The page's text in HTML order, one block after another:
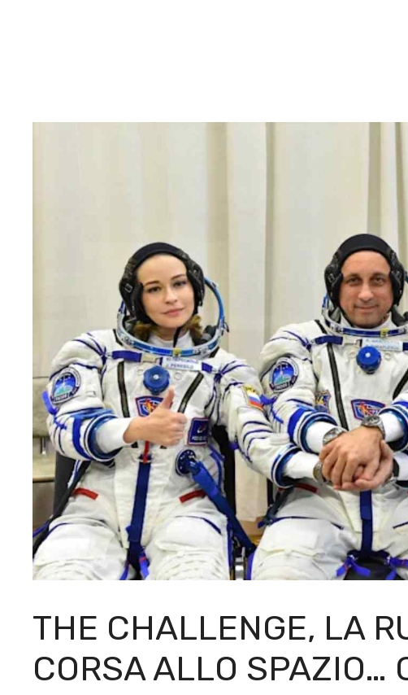
THE CHALLENGE, LA
CORSA ALLO SPAZIO…